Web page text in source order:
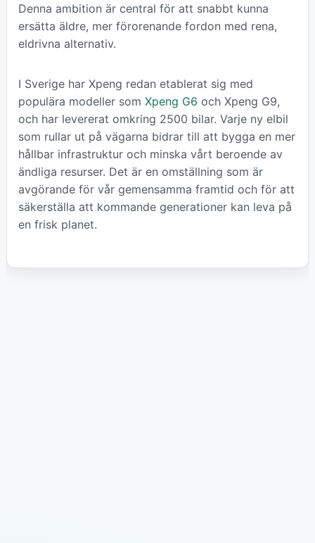
Denna ambition är central för att snabbt kunna
ersätta äldre, mer förorenande fordon med rena,
eldrivna alternativ.
I Sverige har Xpeng redan etablerat sig med
populära modeller som Xpeng G6 och Xpeng G9,
och har levererat omkring 2500 bilar. Varje ny elbil
som rullar ut på vägarna bidrar till att bygga en mer
hållbar infrastruktur och minska vårt beroende av
ändliga resurser. Det är en omställning som är
avgörande för vår gemensamma framtid och för att
säkerställa att kommande generationer kan leva på
en frisk planet.